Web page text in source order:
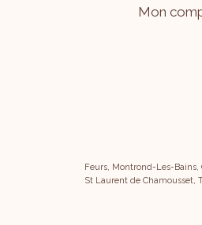
Mon
Feurs, Montrond-Les-Bains,
St Laurent de Chamousset,